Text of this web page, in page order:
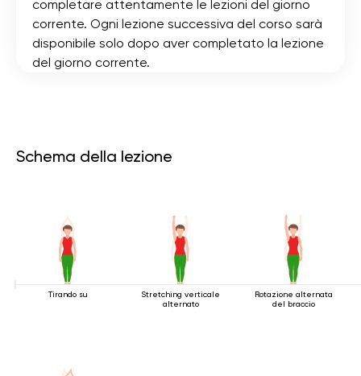
completare attentamente le lezioni del giorno
corrente. Ogni lezione successiva del corso sarà
disponibile solo dopo aver completato la lezione
del giorno corrente.
Schema della lezione
Tirando su
Stretching verticale
alternato
Rotazione alternata
del braccio